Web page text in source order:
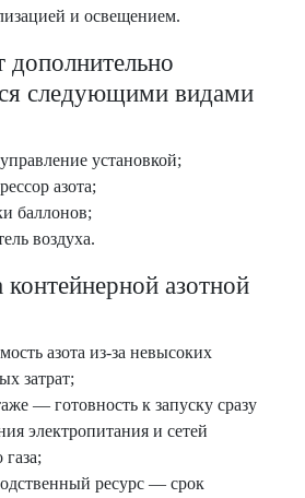
и освещением.
следующими видами
установкой;
азота;
баллонов;
воздуха.
азотной
азота из-за невысоких
затрат;
— готовность к запуску сразу
электропитания и сетей
ресурс — срок